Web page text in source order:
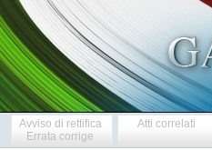
Avviso di rettifica
Errata corrige
Atti correlati